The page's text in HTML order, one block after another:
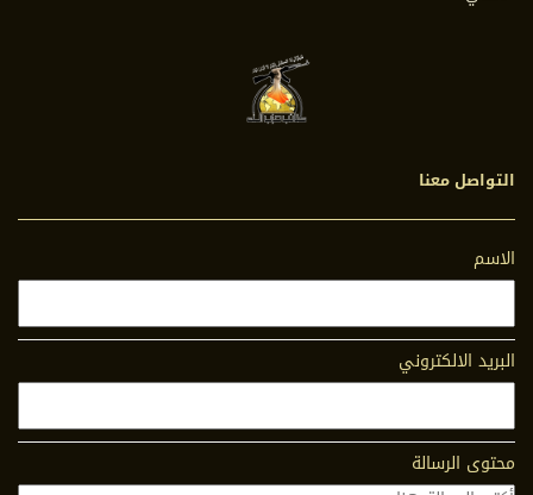
التواصل معنا
الاسم
البريد الالكتروني
محتوى الرسالة